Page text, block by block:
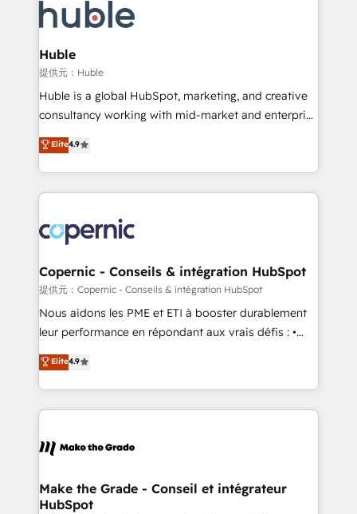
new HubSpot portal with Advanced Website and
CRM Migrations using our in-house "HubScrub" Tool.
skills, processes, and internal team you need to
attract the right buyers, close deals faster, and grow
without outside dependencies. You’ll learn how to: •
Set up, audit, and organize your HubSpot portal •
Get your sales team fully using HubSpot • Track
pipeline and revenue across the entire buyer journey
growth • Create content and videos that attract
buyers • Use AI to scale smarter Our coaching-led
lasts. So if you're ready to become the most trusted
voice in your market, let’s talk.
Huble
提供元：Huble
Huble is a global HubSpot, marketing, and creative
consultancy working with mid-market and enterprise
businesses. We go beyond implementation, shaping
the strategy, processes, and teams that turn
HubSpot into a genuine growth engine. Named
HubSpot's Global Partner of the Year in 2024,
worldwide, and with over 15 years in the ecosystem,
Huble has built a track record that speaks for itself.
One company, one operating model, delivering
across offices and consulting teams in the UK, USA,
Canada, Germany, France, Belgium, Singapore, and
South Africa. Certified compliant with ISO/IEC
international offices and 175+ employees.
Elite4.9
Copernic - Conseils & intégration HubSpot
提供元：Copernic - Conseils & intégration HubSpot
Nous aidons les PME et ETI à booster durablement
leur performance en répondant aux vrais défis : •
Intégration de HubSpot avec d’autres outils (ERP,
téléphonie, etc.) • Alignement des équipes grâce à un
outil et des données partagées • Amélioration de la
collecte et de l’analyse des données pour des
de la productivité des équipes Notre équipe de 30
avec un engagement total, alignant processus
métiers et technologie, et guidant vos équipes à
Elite4.9
Make the Grade - Conseil et intégrateur
HubSpot